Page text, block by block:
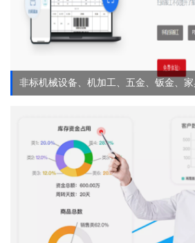
非标机械设备、机加工、五金、钣金、家